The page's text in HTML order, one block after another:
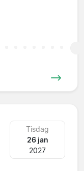
Tisdag
26 jan
2027